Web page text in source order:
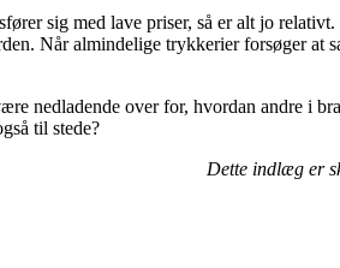
sig med lave priser, så er alt jo
Når almindelige trykkerier forsøger
nedladende over for, hvordan andre i
til stede?
Dette indlæg er